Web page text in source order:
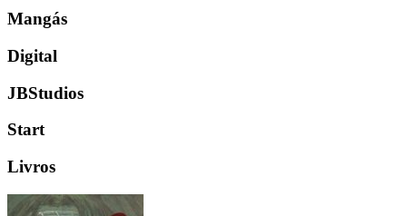
Mangás
Digital
JBStudios
Start
Livros